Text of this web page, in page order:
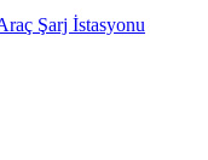
Şarj İstasyonu